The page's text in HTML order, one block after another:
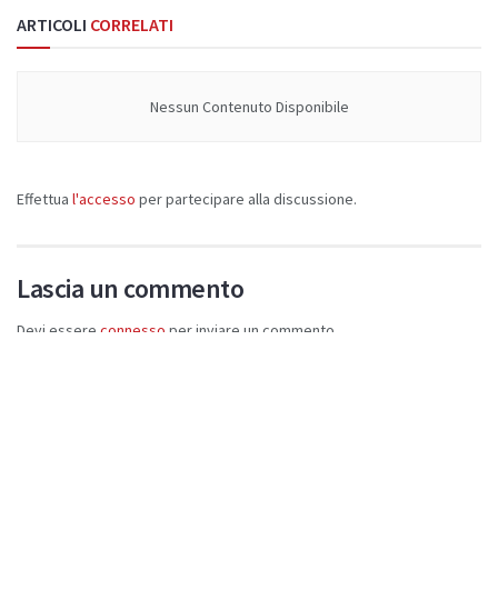
ARTICOLI CORRELATI
Nessun Contenuto Disponibile
Effettua l'accesso per partecipare alla discussione.
Lascia un commento
Devi essere connesso per inviare un commento.